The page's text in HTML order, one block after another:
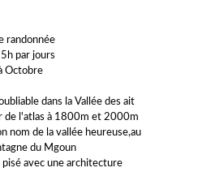
randonnée
par jours
Octobre
dans la Vallée des ait
de l'atlas à 1800m et 2000m
nom de la vallée heureuse,au
du Mgoun
avec une architecture